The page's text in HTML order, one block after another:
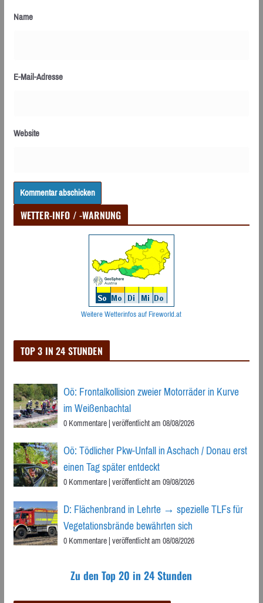
Name
E-Mail-Adresse
Website
WETTER-INFO / -WARNUNG
Weitere Wetterinfos auf Fireworld.at
TOP 3 IN 24 STUNDEN
Oö: Frontalkollision zweier Motorräder in Kurve
im Weißenbachtal
0 Kommentare|veröffentlicht am 08/08/2026
Oö: Tödlicher Pkw-Unfall in Aschach / Donau erst
einen Tag später entdeckt
0 Kommentare|veröffentlicht am 09/08/2026
D: Flächenbrand in Lehrte → spezielle TLFs für
Vegetationsbrände bewährten sich
0 Kommentare|veröffentlicht am 08/08/2026
Zu den Top 20 in 24 Stunden